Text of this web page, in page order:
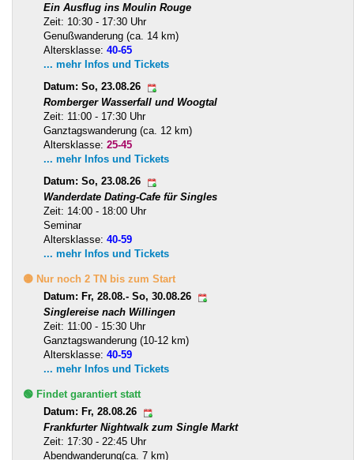
Ein Ausflug ins Moulin Rouge
Zeit: 10:30 - 17:30 Uhr
Genußwanderung (ca. 14 km)
Altersklasse: 40-65
... mehr Infos und Tickets
Datum: So, 23.08.26
Romberger Wasserfall und Woogtal
Zeit: 11:00 - 17:30 Uhr
Ganztagswanderung (ca. 12 km)
Altersklasse: 25-45
... mehr Infos und Tickets
Datum: So, 23.08.26
Wanderdate Dating-Cafe für Singles
Zeit: 14:00 - 18:00 Uhr
Seminar
Altersklasse: 40-59
... mehr Infos und Tickets
🟡 Nur noch 2 TN bis zum Start
Datum: Fr, 28.08.- So, 30.08.26
Singlereise nach Willingen
Zeit: 11:00 - 15:30 Uhr
Ganztagswanderung (10-12 km)
Altersklasse: 40-59
... mehr Infos und Tickets
🟢 Findet garantiert statt
Datum: Fr, 28.08.26
Frankfurter Nightwalk zum Single Markt
Zeit: 17:30 - 22:45 Uhr
Abendwanderung(ca. 7 km)